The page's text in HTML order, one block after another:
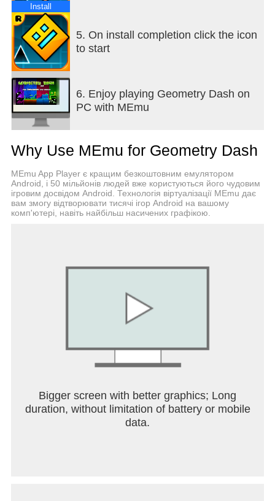
• Ні в додаток покупки!
• Випробуйте себе з практично неможливо!
Контактна особа: support@robtopgames.com
Install
5. On install completion click the icon
to start
6. Enjoy playing Geometry Dash on
PC with MEmu
Why Use MEmu for Geometry Dash
MEmu App Player є кращим безкоштовним емулятором
Android, і 50 мільйонів людей вже користуються його чудовим
ігровим досвідом Android. Технологія віртуалізації MEmu дає
вам змогу відтворювати тисячі ігор Android на вашому
комп'ютері, навіть найбільш насичених графікою.
Bigger screen with better graphics; Long
duration, without limitation of battery or mobile
data.